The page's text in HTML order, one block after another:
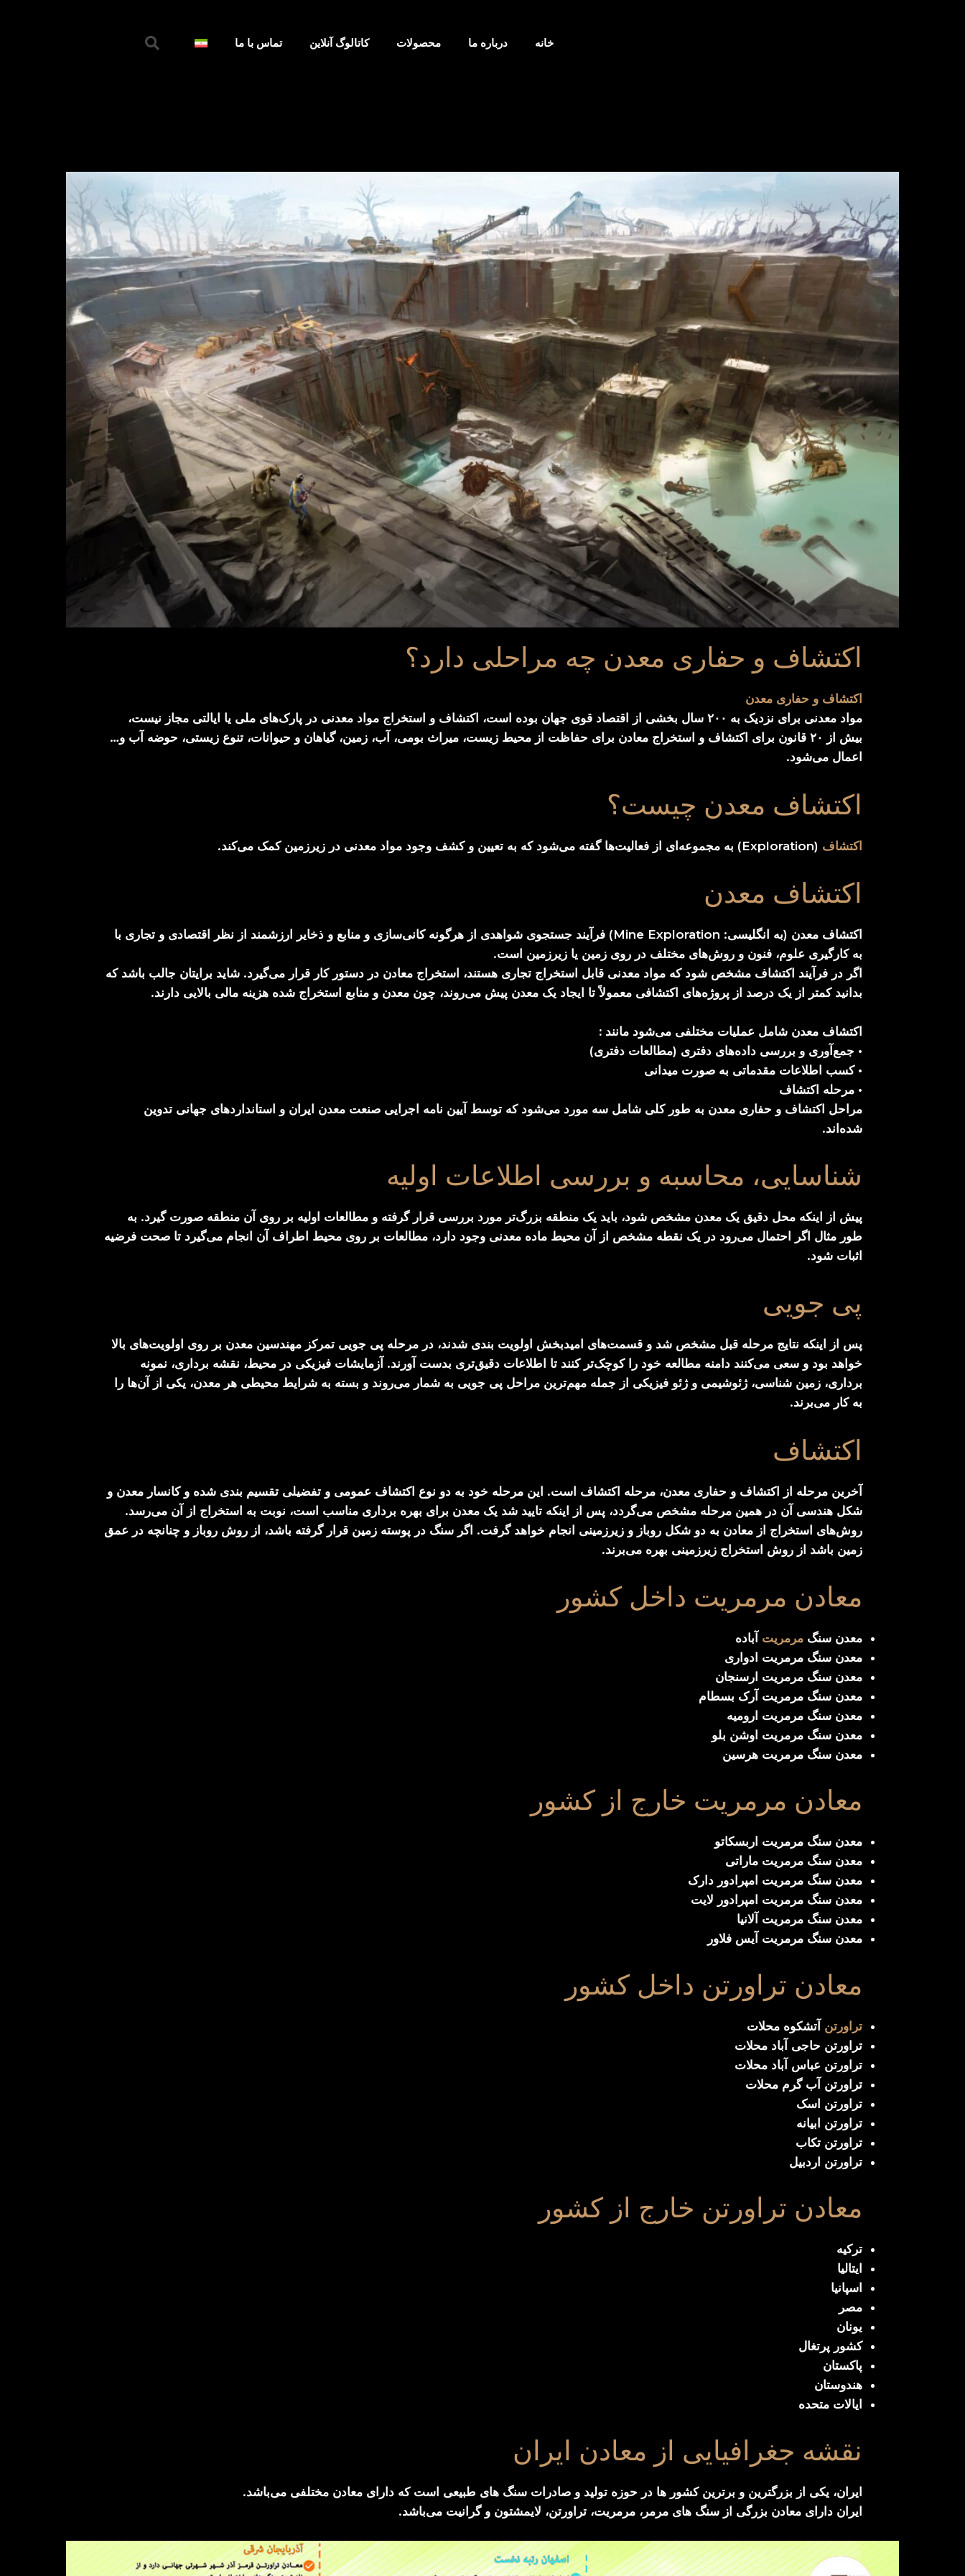
خانه درباره ما محصولات کاتالوگ آنلاین تماس با ما جستجو
کردن
اکتشاف و حفاری معدن چه مراحلی دارد؟
اکتشاف و حفاری معدن
مواد معدنی برای نزدیک به ۲۰۰ سال بخشی از اقتصاد قوی جهان بوده است، اکتشاف و استخراج مواد معدنی در پارک‌های ملی یا ایالتی مجاز نیست،
بیش از ۲۰ قانون برای اکتشاف و استخراج معادن برای حفاظت از محیط زیست، میراث بومی، آب، زمین، گیاهان و حیوانات، تنوع زیستی، حوضه آب و…
اعمال می‌شود.
اکتشاف معدن چیست؟
اکتشاف (Exploration) به مجموعه‌ای از فعالیت‌ها گفته می‌شود که به تعیین و کشف وجود مواد معدنی در زیرزمین کمک می‌کند.
اکتشاف معدن
اکتشاف معدن (به انگلیسی: Mine Exploration) فرآیند جستجوی شواهدی از هرگونه کانی‌سازی و منابع و ذخایر ارزشمند از نظر اقتصادی و تجاری با
به کارگیری علوم، فنون و روش‌های مختلف در روی زمین یا زیرزمین است.
اگر در فرآیند اکتشاف مشخص شود که مواد معدنی قابل استخراج تجاری هستند، استخراج معادن در دستور کار قرار می‌گیرد. شاید برایتان جالب باشد که
بدانید کمتر از یک درصد از پروژه‌های اکتشافی معمولاً تا ایجاد یک معدن پیش می‌روند، چون معدن و منابع استخراج شده هزینه مالی بالایی دارند.
اکتشاف معدن شامل عملیات مختلفی می‌شود مانند :
• جمع‌آوری و بررسی داده‌های دفتری (مطالعات دفتری)
• کسب اطلاعات مقدماتی به صورت میدانی
• مرحله اکتشاف
مراحل اکتشاف و حفاری معدن به طور کلی شامل سه مورد می‌شود که توسط آیین نامه اجرایی صنعت معدن ایران و استانداردهای جهانی تدوین
شده‌اند.
شناسایی، محاسبه و بررسی اطلاعات اولیه
پیش از اینکه محل دقیق یک معدن مشخص شود، باید یک منطقه بزرگ‌تر مورد بررسی قرار گرفته و مطالعات اولیه بر روی آن منطقه صورت گیرد. به
طور مثال اگر احتمال می‌رود در یک نقطه مشخص از آن محیط ماده معدنی وجود دارد، مطالعات بر روی محیط اطراف آن انجام می‌گیرد تا صحت فرضیه
اثبات شود.
پی جویی
پس از اینکه نتایج مرحله قبل مشخص شد و قسمت‌های امیدبخش اولویت بندی شدند، در مرحله پی جویی تمرکز مهندسین معدن بر روی اولویت‌های بالا
خواهد بود و سعی می‌کنند دامنه مطالعه خود را کوچک‌تر کنند تا اطلاعات دقیق‌تری بدست آورند. آزمایشات فیزیکی در محیط، نقشه برداری، نمونه
برداری، زمین شناسی، ژئوشیمی و ژئو فیزیکی از جمله مهم‌ترین مراحل پی جویی به شمار می‌روند و بسته به شرایط محیطی هر معدن، یکی از آن‌ها را
به کار می‌برند.
اکتشاف
آخرین مرحله از اکتشاف و حفاری معدن، مرحله اکتشاف است. این مرحله خود به دو نوع اکتشاف عمومی و تفضیلی تقسیم بندی شده و کانسار معدن و
شکل هندسی آن در همین مرحله مشخص می‌گردد، پس از اینکه تایید شد یک معدن برای بهره برداری مناسب است، نوبت به استخراج از آن می‌رسد.
روش‌های استخراج از معادن به دو شکل روباز و زیرزمینی انجام خواهد گرفت. اگر سنگ در پوسته زمین قرار گرفته باشد، از روش روباز و چنانچه در عمق
زمین باشد از روش استخراج زیرزمینی بهره می‌برند.
معادن مرمریت داخل کشور
معدن سنگ مرمریت آباده
معدن سنگ مرمریت ادواری
معدن سنگ مرمریت ارسنجان
معدن سنگ مرمریت آرک بسطام
معدن سنگ مرمریت ارومیه
معدن سنگ مرمریت اوشن بلو
معدن سنگ مرمریت هرسین
معادن مرمریت خارج از کشور
معدن سنگ مرمریت اربسکاتو
معدن سنگ مرمریت ماراتی
معدن سنگ مرمریت امپرادور دارک
معدن سنگ مرمریت امپرادور لایت
معدن سنگ مرمریت آلانیا
معدن سنگ مرمریت آیس فلاور
معادن تراورتن داخل کشور
تراورتن آتشکوه محلات
تراورتن حاجی آباد محلات
تراورتن عباس آباد محلات
تراورتن آب گرم محلات
تراورتن اسک
تراورتن ابیانه
تراورتن تکاب
تراورتن اردبیل
معادن تراورتن خارج از کشور
ترکیه
ایتالیا
اسپانیا
مصر
یونان
کشور پرتغال
پاکستان
هندوستان
ایالات متحده
نقشه جغرافیایی از معادن ایران
ایران، یکی از بزرگترین و برترین کشور ها در حوزه تولید و صادرات سنگ های طبیعی است که دارای معادن مختلفی می‌باشد.
ایران دارای معادن بزرگی از سنگ های مرمر، مرمریت، تراورتن، لایمشتون و گرانیت می‌باشد.